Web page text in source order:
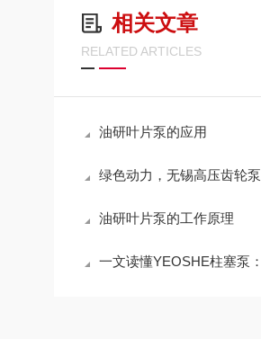
相关文章
RELATED ARTICLES
油研叶片泵的应用
绿色动力，无锡高压齿轮泵：能效与环保的双重飞跃
油研叶片泵的工作原理
一文读懂YEOSHE柱塞泵：结构特点与工业场景应用